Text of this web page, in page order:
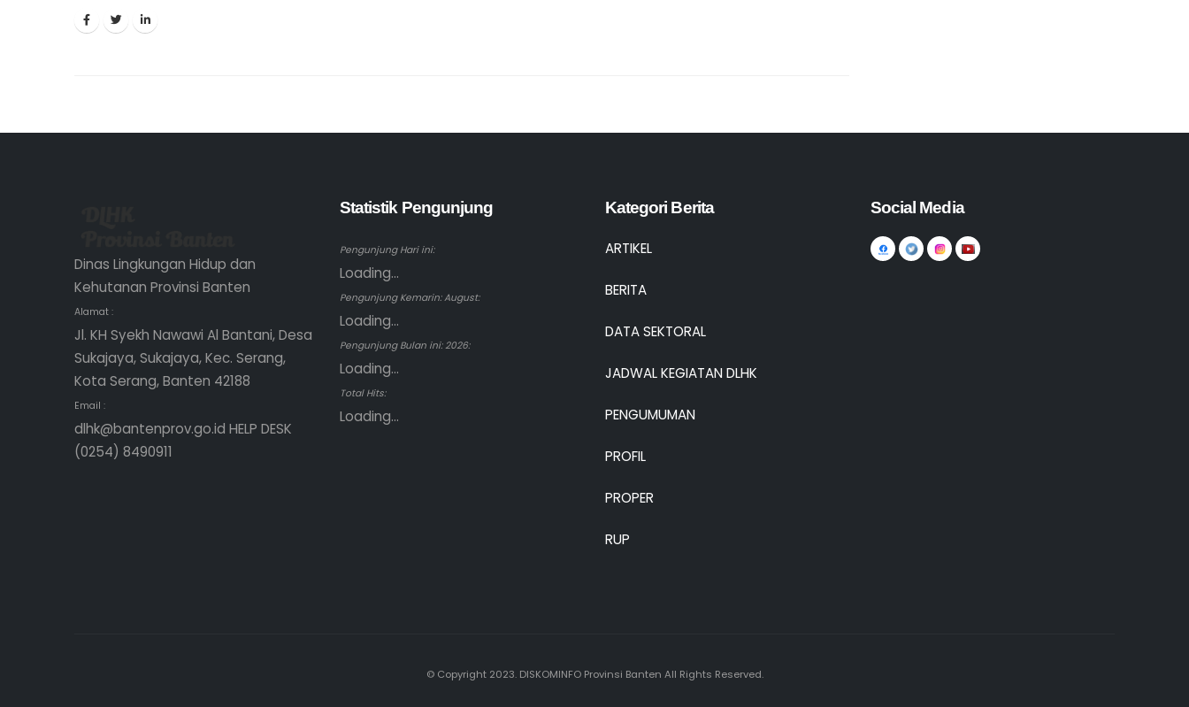
Dinas Lingkungan Hidup dan
Kehutanan Provinsi Banten
Alamat :
Jl. KH Syekh Nawawi Al Bantani, Desa
Sukajaya, Sukajaya, Kec. Serang,
Kota Serang, Banten 42188
Email :
dlhk@bantenprov.go.id HELP DESK
(0254) 8490911
Statistik Pengunjung
Pengunjung Hari ini:
Loading...
Pengunjung Kemarin: August:
Loading...
Pengunjung Bulan ini: 2026:
Loading...
Total Hits:
Loading...
Kategori Berita
ARTIKEL
BERITA
DATA SEKTORAL
JADWAL KEGIATAN DLHK
PENGUMUMAN
PROFIL
PROPER
RUP
Social Media
© Copyright 2023. DISKOMINFO Provinsi Banten All Rights Reserved.